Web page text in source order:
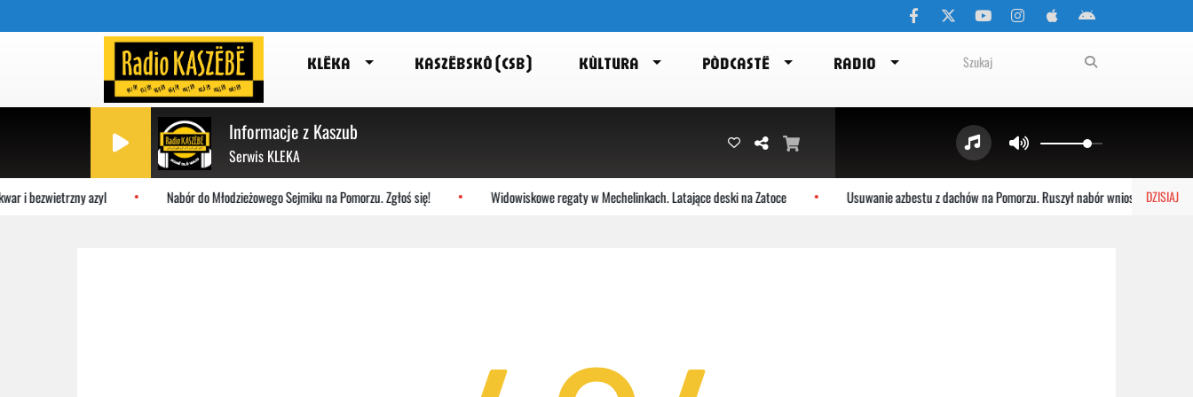
KLËKA KASZËBSKÔ (CSB) KÙLTURA PÒDCASTË RADIO
Informacje z Kaszub
Serwis KLEKA
DZISIAJ
i bezwietrzny azyl Nabór do Młodzieżowego Sejmiku na Pomorzu. Zgłoś się! Widowiskowe regaty w Mechelinkach. Latające deski na Zatoce Usuwanie azbestu z dachów na Pomorzu. Ruszył nabór wniosków